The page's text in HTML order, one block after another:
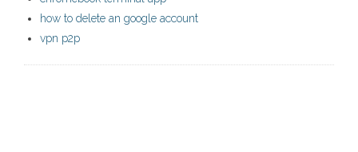
how to delete an google account
vpn p2p